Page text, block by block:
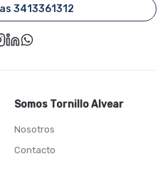
3413361312
Somos Tornillo Alvear
Nosotros
Contacto